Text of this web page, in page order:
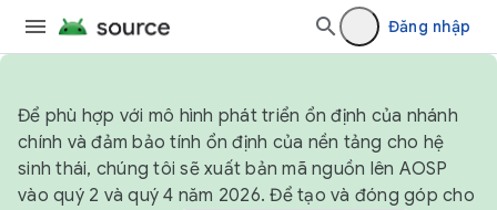
Đăng nhập
Để phù hợp với mô hình phát triển ổn định của nhánh
chính và đảm bảo tính ổn định của nền tảng cho hệ
sinh thái, chúng tôi sẽ xuất bản mã nguồn lên AOSP
vào quý 2 và quý 4 năm 2026. Để tạo và đóng góp cho